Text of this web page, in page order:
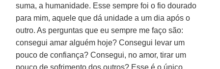
suma, a humanidade. Esse sempre foi o fio dourado
para mim, aquele que dá unidade a um dia após o
outro. As perguntas que eu sempre me faço são:
consegui amar alguém hoje? Consegui levar um
pouco de confiança? Consegui, no amor, tirar um
pouco de sofrimento dos outros? Esse é o único